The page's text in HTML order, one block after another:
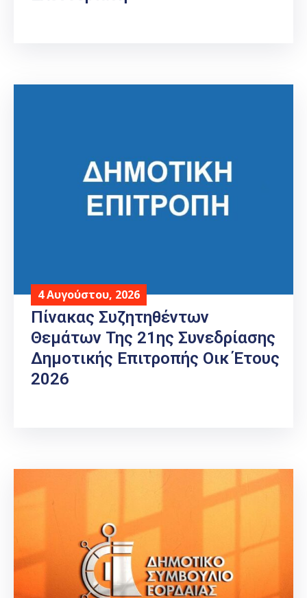
4 Αυγούστου, 2026
Πίνακας Συζητηθέντων
Θεμάτων Της 21ης Συνεδρίασης
Δημοτικής Επιτροπής Οικ Έτους
2026